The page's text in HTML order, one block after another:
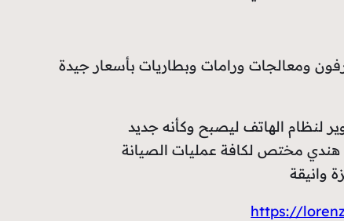
ومعالجات ورامات وبطاريات بأسعار جيدة
لنظام الهاتف ليصبح وكأنه جديد
مختص لكافة عمليات الصيانة
وانيقة
https://